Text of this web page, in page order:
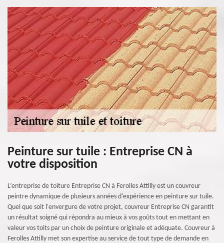
Peinture sur tuile : Entreprise CN à
votre disposition
L’entreprise de toiture Entreprise CN à Ferolles Attilly est un couvreur
peintre dynamique de plusieurs années d'expérience en peinture sur tuile.
Quel que soit l'envergure de votre projet, couvreur Entreprise CN garantit
un résultat soigné qui répondra au mieux à vos goûts tout en mettant en
valeur vos toits par un choix de peinture originale et adéquate. Couvreur à
Ferolles Attilly met son expertise au service de tout type de demande en